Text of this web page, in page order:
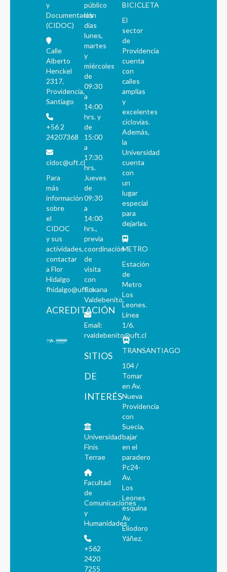
y
Documentación
(CIDOC)
Calle
Alberto
Henckel
2317,
Providencia,
Santiago
+56 2
24207368
cidoc@uft.cl
Para
más
información
sobre
el
CIDOC
y sus
actividades,
contactar
a Flor
Hidalgo
fhidalgo@uft.cl
ACREDITACIÓN
público
los
días
lunes,
martes
y
miércoles
de
09:30
a
14:00
hrs. y
de
15:00
a
17:30
hrs.
Jueves
de
09:30
a
14:00
hrs.,
previa
coordinación
de
visita
con
Roxana
Valdebenito.
Email:
rvaldebenito@uft.cl
SITIOS
DE
INTERÉS
Universidad
Finis
Terrae
Facultad
de
Comunicaciones
y
Humanidades
+562
2420
7255
BICICLETA
El
sector
de
Providencia
cuenta
con
calles
amplias
y
excelentes
ciclovías.
Además,
la
Universidad
cuenta
con
un
lugar
especial
para
dejarlas.
METRO
Estación
de
Metro
Los
Leones.
Línea
1/6.
TRANSANTIAGO
104 /
Tomar
en Av.
Nueva
Providencia
con
Suecia,
bajar
en el
paradero
Pc24-
Av.
Los
Leones
esquina
Av
Eliodoro
Yáñez.